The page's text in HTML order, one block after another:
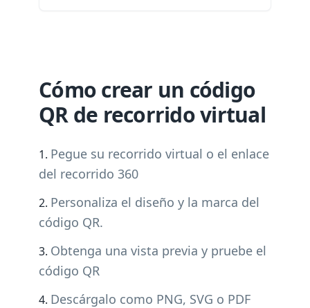
Cómo crear un código
QR de recorrido virtual
Pegue su recorrido virtual o el enlace
del recorrido 360
Personaliza el diseño y la marca del
código QR.
Obtenga una vista previa y pruebe el
código QR
Descárgalo como PNG, SVG o PDF